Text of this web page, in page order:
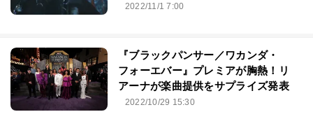
2022/11/1 7:00
『ブラックパンサー／ワカンダ・
フォーエバー』プレミアが胸熱！リ
アーナが楽曲提供をサプライズ発表
2022/10/29 15:30